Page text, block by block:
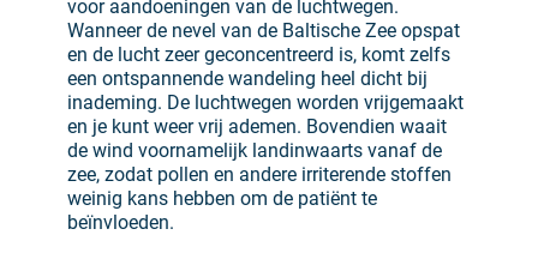
voor aandoeningen van de luchtwegen.
Wanneer de nevel van de Baltische Zee opspat
en de lucht zeer geconcentreerd is, komt zelfs
een ontspannende wandeling heel dicht bij
inademing. De luchtwegen worden vrijgemaakt
en je kunt weer vrij ademen. Bovendien waait
de wind voornamelijk landinwaarts vanaf de
zee, zodat pollen en andere irriterende stoffen
weinig kans hebben om de patiënt te
beïnvloeden.